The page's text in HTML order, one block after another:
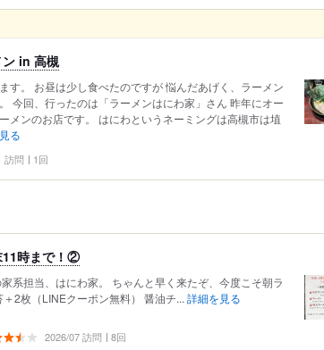
ン in 高槻
す。 お昼は少し食べたのですが 悩んだあげく、ラーメン
今回、行ったのは「ラーメンはにわ家」さん 昨年にオー
メンのお店です。 はにわというネーミングは高槻市は埴
る
訪問 1回
11時まで！②
系担当、はにわ家。 ちゃんと早く来たぞ、今度こそ朝ラ
2枚（LINEクーポン無料） 醤油チ... 詳細を見る
2026/07 訪問 8回